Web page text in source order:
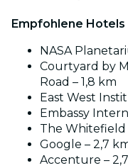
Empfohlene Hotels
NASA
Courtyard by
Road – 1,8 km
East West
Embassy
The Whitefield
Google – 2,7
Accenture –